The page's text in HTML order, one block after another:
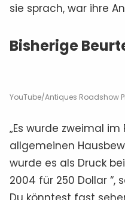
sie sprach, war ihre
Bisherige
YouTube/Antiques Roadshow
„Es wurde zweimal
allgemeinen
wurde es als Druck
2004 für 250 Dollar “,